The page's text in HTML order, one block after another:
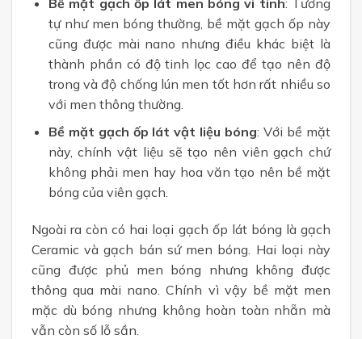
tự như men bóng thường, bề mặt gạch ốp này
cũng được mài nano nhưng điều khác biệt là
thành phần có độ tinh lọc cao để tạo nên độ
trong và độ chống lún men tốt hơn rất nhiều so
với men thông thường.
Bề mặt gạch ốp lát vật liệu bóng: Với bề mặt
này, chính vật liệu sẽ tạo nên viên gạch chứ
không phải men hay hoa văn tạo nên bề mặt
bóng của viên gạch.
Ngoài ra còn có hai loại gạch ốp lát bóng là gạch
Ceramic và gạch bán sứ men bóng. Hai loại này
cũng được phủ men bóng nhưng không được
thông qua mài nano. Chính vì vậy bề mặt men
mặc dù bóng nhưng không hoàn toàn nhẵn mà
vẫn còn số lỗ sần.